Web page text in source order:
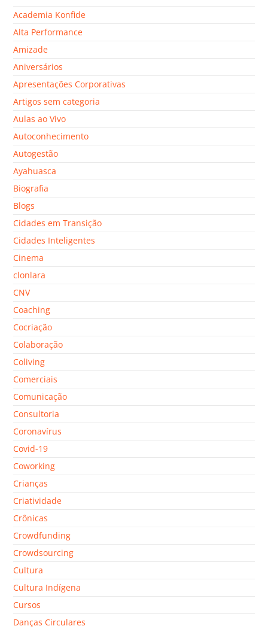
Academia Konfide
Alta Performance
Amizade
Aniversários
Apresentações Corporativas
Artigos sem categoria
Aulas ao Vivo
Autoconhecimento
Autogestão
Ayahuasca
Biografia
Blogs
Cidades em Transição
Cidades Inteligentes
Cinema
clonlara
CNV
Coaching
Cocriação
Colaboração
Coliving
Comerciais
Comunicação
Consultoria
Coronavírus
Covid-19
Coworking
Crianças
Criatividade
Crônicas
Crowdfunding
Crowdsourcing
Cultura
Cultura Indígena
Cursos
Danças Circulares